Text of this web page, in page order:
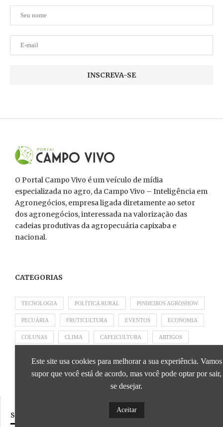
O Portal Campo Vivo é um veículo de mídia
especializada no agro, da Campo Vivo – Inteligência em
Agronegócios, empresa ligada diretamente ao setor
dos agronegócios, interessada na valorização das
cadeias produtivas da agropecuária capixaba e
nacional.
CATEGORIAS
TECNOLOGIA POLÍTICA RURAL PINHEIROS AGROSHOW
PECUÁRIA FRUTICULTURA EVENTOS ECONOMIA
COLUNAS CLIMA CAFEICULTURA ARTIGOS
APRESENTADO POR BRAPEX
SIGA NOSSAS REDES SOCIAIS
Este site usa cookies para melhorar a sua experiência. Vamos
supor que você está de acordo, mas você pode optar por sair,
se desejar.
Aceitar